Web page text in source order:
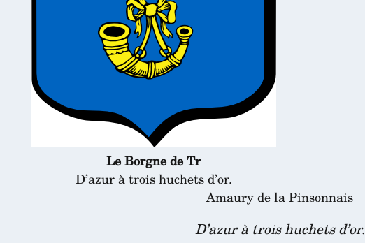
Le Borgne de Tr
D’azur à trois huchets d’or.
Amaury de la Pinsonnais
D’azur à trois huchets d’or.